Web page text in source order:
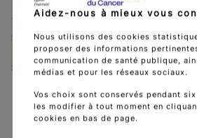
Aidez-nous à mieux vous
Nous utilisons des cookies
proposer des informations
communication de santé publique,
médias et pour les réseaux sociaux.
Vos choix sont conservés pendant
les modifier à tout moment en
cookies en bas de page.